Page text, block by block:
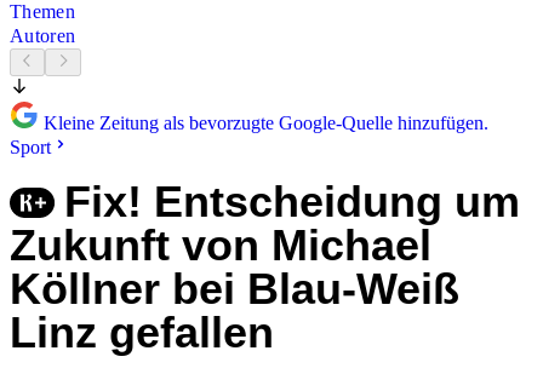
Themen
Autoren
Kleine Zeitung als bevorzugte Google-Quelle hinzufügen.
Sport
Fix! Entscheidung um
Zukunft von Michael
Köllner bei Blau-Weiß
Linz gefallen